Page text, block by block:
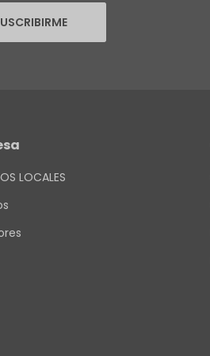
LOCALES